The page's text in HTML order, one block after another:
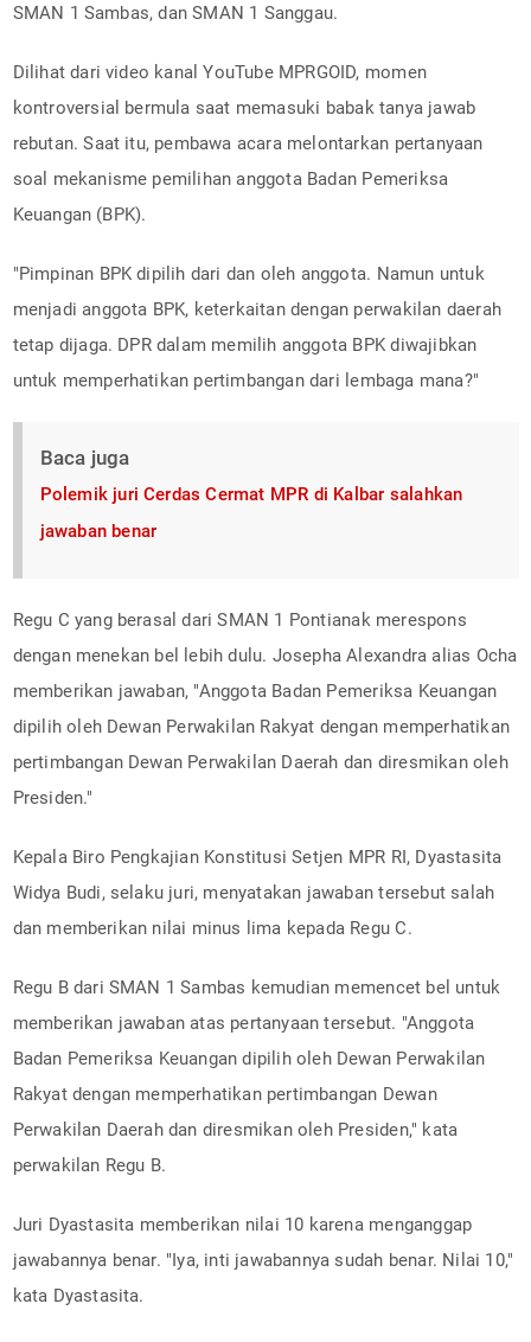
SMAN 1 Sambas, dan SMAN 1 Sanggau.
Dilihat dari video kanal YouTube MPRGOID, momen
kontroversial bermula saat memasuki babak tanya jawab
rebutan. Saat itu, pembawa acara melontarkan pertanyaan
soal mekanisme pemilihan anggota Badan Pemeriksa
Keuangan (BPK).
"Pimpinan BPK dipilih dari dan oleh anggota. Namun untuk
menjadi anggota BPK, keterkaitan dengan perwakilan daerah
tetap dijaga. DPR dalam memilih anggota BPK diwajibkan
untuk memperhatikan pertimbangan dari lembaga mana?"
Baca juga
Polemik juri Cerdas Cermat MPR di Kalbar salahkan
jawaban benar
Regu C yang berasal dari SMAN 1 Pontianak merespons
dengan menekan bel lebih dulu. Josepha Alexandra alias Ocha
memberikan jawaban, "Anggota Badan Pemeriksa Keuangan
dipilih oleh Dewan Perwakilan Rakyat dengan memperhatikan
pertimbangan Dewan Perwakilan Daerah dan diresmikan oleh
Presiden."
Kepala Biro Pengkajian Konstitusi Setjen MPR RI, Dyastasita
Widya Budi, selaku juri, menyatakan jawaban tersebut salah
dan memberikan nilai minus lima kepada Regu C.
Regu B dari SMAN 1 Sambas kemudian memencet bel untuk
memberikan jawaban atas pertanyaan tersebut. "Anggota
Badan Pemeriksa Keuangan dipilih oleh Dewan Perwakilan
Rakyat dengan memperhatikan pertimbangan Dewan
Perwakilan Daerah dan diresmikan oleh Presiden," kata
perwakilan Regu B.
Juri Dyastasita memberikan nilai 10 karena menganggap
jawabannya benar. "Iya, inti jawabannya sudah benar. Nilai 10,"
kata Dyastasita.